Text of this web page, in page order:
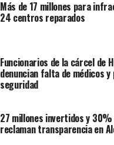
Más de 17 millones para
24 centros reparados
Funcionarios de la cárcel de
denuncian falta de médicos y
seguridad
27 millones invertidos y
reclaman transparencia en